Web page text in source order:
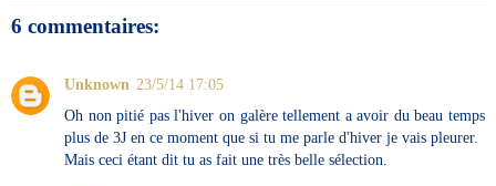
6 commentaires:
Unknown 23/5/14 17:05
Oh non pitié pas l'hiver on galère tellement a avoir du beau temps
plus de 3J en ce moment que si tu me parle d'hiver je vais pleurer.
Mais ceci étant dit tu as fait une très belle sélection.